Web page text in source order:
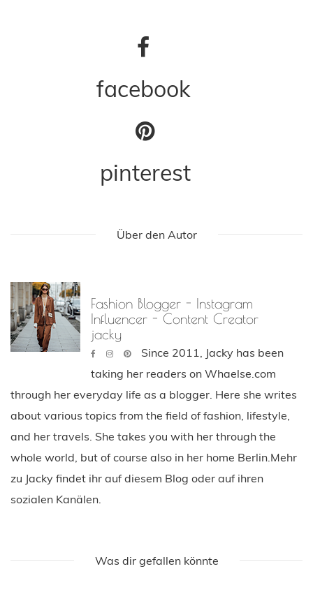
facebook
pinterest
Über den Autor
Fashion Blogger - Instagram
Influencer - Content Creator
jacky
Since 2011, Jacky has been
taking her readers on Whaelse.com
through her everyday life as a blogger. Here she writes
about various topics from the field of fashion, lifestyle,
and her travels. She takes you with her through the
whole world, but of course also in her home Berlin.Mehr
zu Jacky findet ihr auf diesem Blog oder auf ihren
sozialen Kanälen.
Was dir gefallen könnte